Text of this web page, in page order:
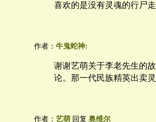
喜欢的是没有灵魂的行尸走
作者： 牛鬼蛇神:
谢谢艺萌关于李老先生的
论。那一代民族精英出卖
作者： 艺萌 回复 奥维尔